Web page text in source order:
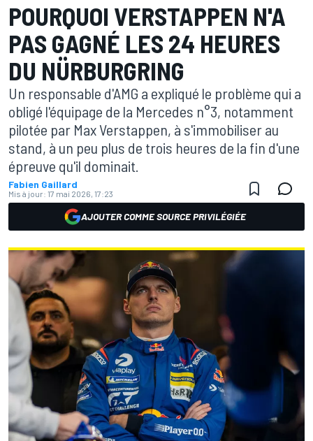
POURQUOI VERSTAPPEN N'A
PAS GAGNÉ LES 24 HEURES
DU NÜRBURGRING
Un responsable d'AMG a expliqué le problème qui a
obligé l'équipage de la Mercedes n°3, notamment
pilotée par Max Verstappen, à s'immobiliser au
stand, à un peu plus de trois heures de la fin d'une
épreuve qu'il dominait.
Fabien Gaillard
Mis à jour: 17 mai 2026, 17:23
AJOUTER COMME SOURCE PRIVILÉGIÉE